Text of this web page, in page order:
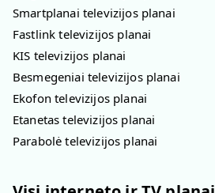
Smartplanai televizijos planai
Fastlink televizijos planai
KIS televizijos planai
Besmegeniai televizijos planai
Ekofon televizijos planai
Etanetas televizijos planai
Parabolė televizijos planai